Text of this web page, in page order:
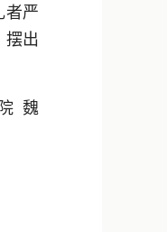
者严
摆出
魏